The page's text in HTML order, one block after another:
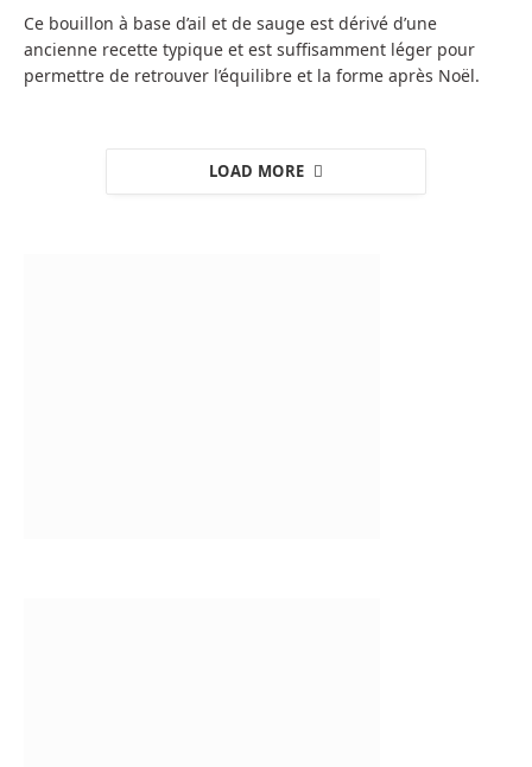
Ce bouillon à base d’ail et de sauge est dérivé d’une
ancienne recette typique et est suffisamment léger pour
permettre de retrouver l’équilibre et la forme après Noël.
LOAD MORE